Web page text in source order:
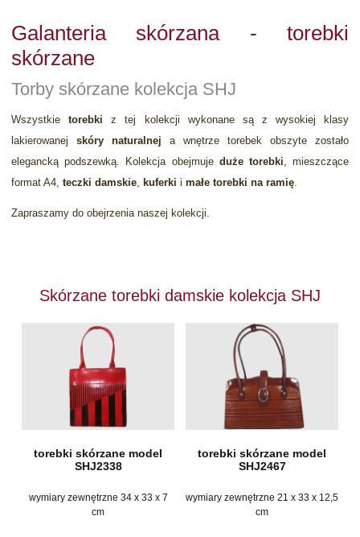
Galanteria skórzana - torebki
skórzane
Torby skórzane kolekcja SHJ
Wszystkietorebki z tej kolekcji wykonane są z wysokiej klasy
lakierowanejskóry naturalnej a wnętrze torebek obszyte zostało
elegancką podszewką. Kolekcja obejmuje duże torebki, mieszczące
format A4,teczki damskie, kuferki imałe torebki na ramię.
Zapraszamy do obejrzenia naszej kolekcji.
Skórzane torebki damskie kolekcja SHJ
torebki skórzane model
SHJ2338
wymiary zewnętrzne 34 x 33 x 7
cm
torebki skórzane model
SHJ2467
wymiary zewnętrzne 21 x 33 x 12,5
cm